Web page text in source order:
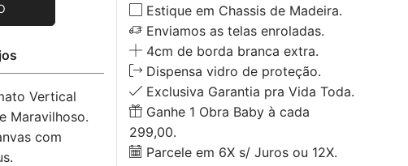
Vertical
Maravilhoso.
com
Estique em Chassis de Madeira.
Enviamos as telas enroladas.
4cm de borda branca extra.
Dispensa vidro de proteção.
Exclusiva Garantia pra Vida Toda.
Ganhe 1 Obra Baby à cada
299,00.
Parcele em 6X s/ Juros ou 12X.